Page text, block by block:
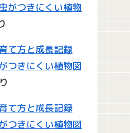
がつきにくい植物
て方と成長記録
つきにくい植物図
て方と成長記録
つきにくい植物図